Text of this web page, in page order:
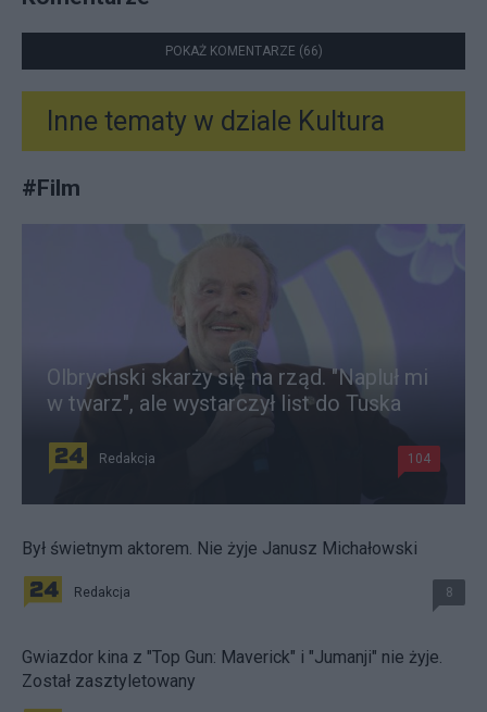
POKAŻ KOMENTARZE (66)
Inne tematy w dziale Kultura
#Film
Olbrychski skarży się na rząd. "Napluł mi
w twarz", ale wystarczył list do Tuska
Redakcja 104
Był świetnym aktorem. Nie żyje Janusz Michałowski
Redakcja 8
Gwiazdor kina z "Top Gun: Maverick" i "Jumanji" nie żyje.
Został zasztyletowany